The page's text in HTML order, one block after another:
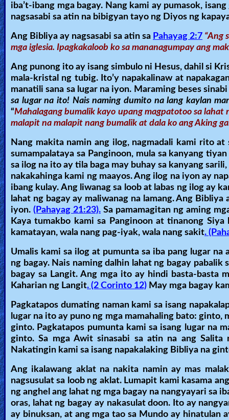
🎞
Vids
for
New
Believers
Heaven
Hell
Prayer
Bible/Study
Jesus
Warfare
Revelations
Testimonies
iba’t-ibang mga bagay. Nang kami ay pumasok,
nagsasabi sa atin na bibigyan tayo ng Diyos ng
Ang Bibliya ay nagsasabi sa atin sa Pahayag 2:7 “Ang
mga iglesia. Ipagkakaloob ko sa mananagumpay ang
Ang punong ito ay isang simbulo ni Hesus, dahil si
mala-kristal ng tubig. Ito’y napakalinaw at
manatili sana sa lugar na iyon. Maraming beses
sa lugar na ito! Nais naming dumito na lang kaylan
“Mahalagang bumalik kayo upang magpatotoo sa lahat
malapit na malapit nang bumalik at dala ko ang Aking
Nang makita namin ang ilog, nagmadali kami rito at
sumampalataya sa Panginoon, mula sa kanyang
sa ilog na ito ay tila baga may buhay sa kanyang
nakakahinga kami ng maayos. Ang ilog na iyon ay
ibang kulay. Ang liwanag sa loob at labas ng ilog ay
lahat ng bagay ay maliwanag na lamang. Ang
iyon. (Pahayag 21:23). Sa pamamagitan ng aming
Kaya tumakbo kami sa Panginoon at tinanong
kamatayan, wala nang pag-iyak, wala nang sakit.
Umalis kami sa ilog at pumunta sa iba pang lugar na
ng bagay. Nais naming dalhin lahat ng bagay pabalik
bagay sa Langit. Ang mga ito ay hindi basta-basta
Kaharian ng Langit. (2 Corinto 12) May mga bagay
Pagkatapos dumating naman kami sa isang
lugar na ito ay puno ng mga mamahaling bato: ginto,
ginto. Pagkatapos pumunta kami sa isang lugar na
ginto. Sa mga Awit sinasabi sa atin na ang
Nakatingin kami sa isang napakalaking Bibliya na
Ang ikalawang aklat na nakita namin ay mas
nagsusulat sa loob ng aklat. Lumapit kami kasama
ng anghel ang lahat ng mga bagay na nangyayari sa
oras, lahat ng bagay ay nakasulat doon. Ito ay
ay binuksan, at ang mga tao sa Mundo ay hinatulan